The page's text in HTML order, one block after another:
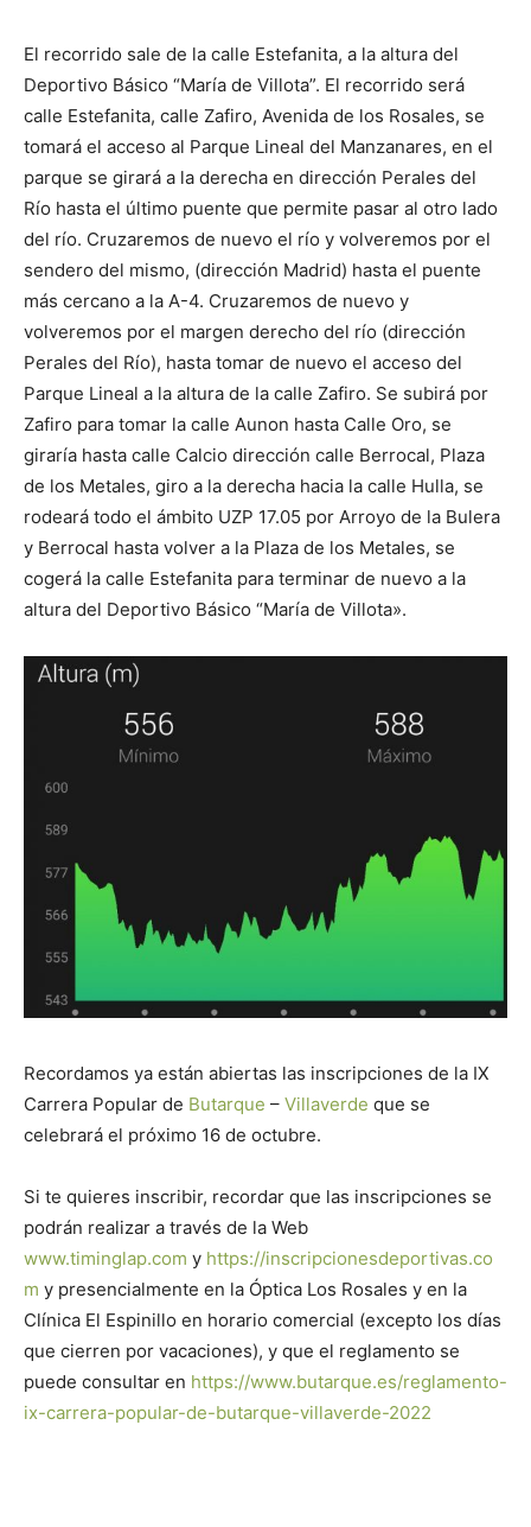
El recorrido sale de la calle Estefanita, a la altura del
Deportivo Básico “María de Villota”. El recorrido será
calle Estefanita, calle Zafiro, Avenida de los Rosales, se
tomará el acceso al Parque Lineal del Manzanares, en el
parque se girará a la derecha en dirección Perales del
Río hasta el último puente que permite pasar al otro lado
del río. Cruzaremos de nuevo el río y volveremos por el
sendero del mismo, (dirección Madrid) hasta el puente
más cercano a la A-4. Cruzaremos de nuevo y
volveremos por el margen derecho del río (dirección
Perales del Río), hasta tomar de nuevo el acceso del
Parque Lineal a la altura de la calle Zafiro. Se subirá por
Zafiro para tomar la calle Aunon hasta Calle Oro, se
giraría hasta calle Calcio dirección calle Berrocal, Plaza
de los Metales, giro a la derecha hacia la calle Hulla, se
rodeará todo el ámbito UZP 17.05 por Arroyo de la Bulera
y Berrocal hasta volver a la Plaza de los Metales, se
cogerá la calle Estefanita para terminar de nuevo a la
altura del Deportivo Básico “María de Villota».
Recordamos ya están abiertas las inscripciones de la IX
Carrera Popular de Butarque – Villaverde que se
celebrará el próximo 16 de octubre.
Si te quieres inscribir, recordar que las inscripciones se
podrán realizar a través de la Web
www.timinglap.com y https://inscripcionesdeportivas.co
m y presencialmente en la Óptica Los Rosales y en la
Clínica El Espinillo en horario comercial (excepto los días
que cierren por vacaciones), y que el reglamento se
puede consultar en https://www.butarque.es/reglamento-
ix-carrera-popular-de-butarque-villaverde-2022